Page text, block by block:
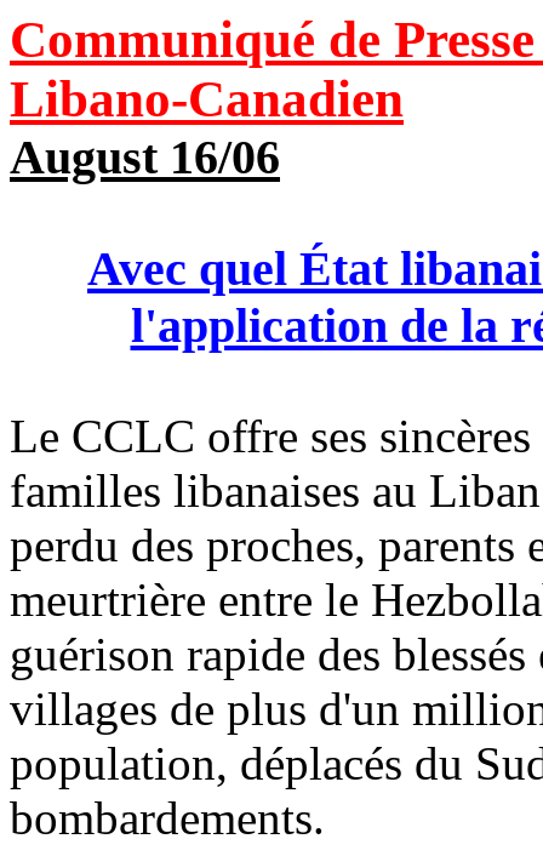
Communiqué de
Libano-Canadien
August 16/06
Avec quel État
l'application de la
Le CCLC offre ses
familles libanaises au
perdu des proches, parents
meurtrière entre le
guérison rapide des
villages de plus d'un
population, déplacés du
bombardements.